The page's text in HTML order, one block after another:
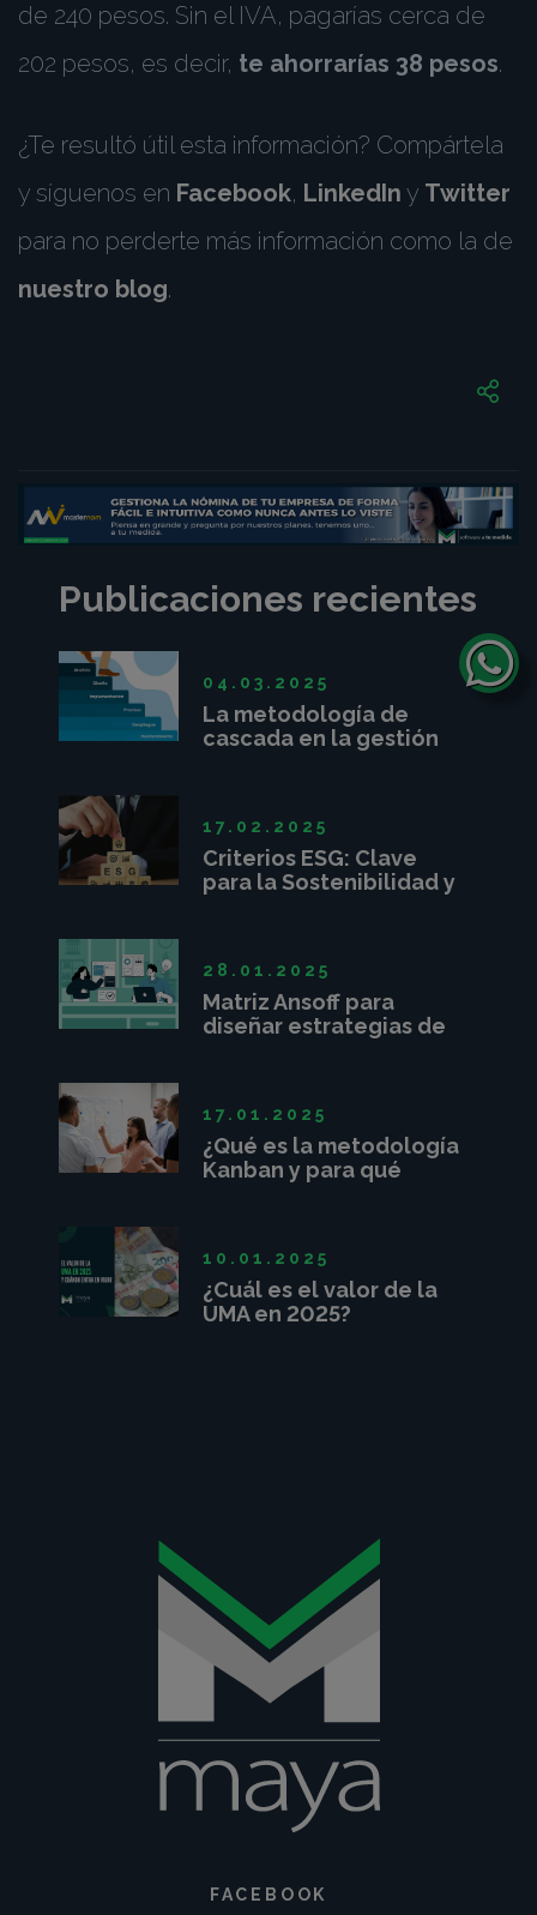
de 240 pesos. Sin el IVA, pagarías cerca de
202 pesos, es decir, te ahorrarías 38 pesos.
¿Te resultó útil esta información? Compártela
y síguenos en Facebook, LinkedIn y Twitter
para no perderte más información como la de
nuestro blog.
Publicaciones recientes
La metodología de
cascada en la gestión
04.03.2025
Criterios ESG: Clave
para la Sostenibilidad y
17.02.2025
Matriz Ansoff para
diseñar estrategias de
28.01.2025
¿Qué es la metodología
Kanban y para qué
17.01.2025
¿Cuál es el valor de la
UMA en 2025?
10.01.2025
FACEBOOK